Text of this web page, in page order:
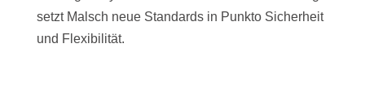
setzt Malsch neue Standards in Punkto Sicherheit
und Flexibilität.